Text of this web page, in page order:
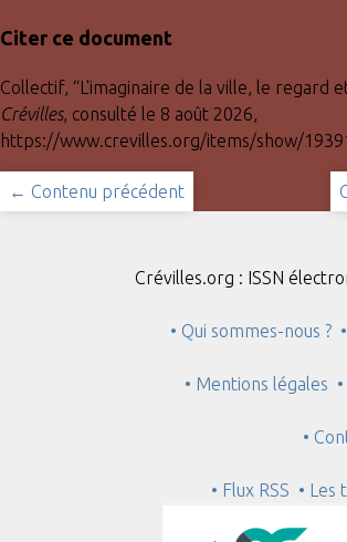
Citer ce document
Collectif, “L'imaginaire de la ville, le regard
Crévilles, consulté le 8 août 2026,
https://www.crevilles.org/items/show/
← Contenu précédent
Crévilles.org : ISSN
• Qui sommes-nous ?
• Mentions légales
•
• Flux RSS • Les